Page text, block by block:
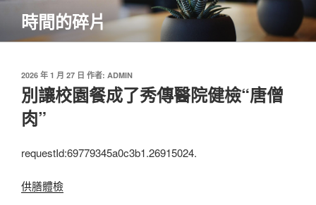
主
時間的碎片
發
佈
於
2026 年 1 月 27 日 作者: ADMIN
別讓校園餐成了秀傳醫院健檢“唐僧
肉”
requestId:69779345a0c3b1.26915024.
供膳體檢